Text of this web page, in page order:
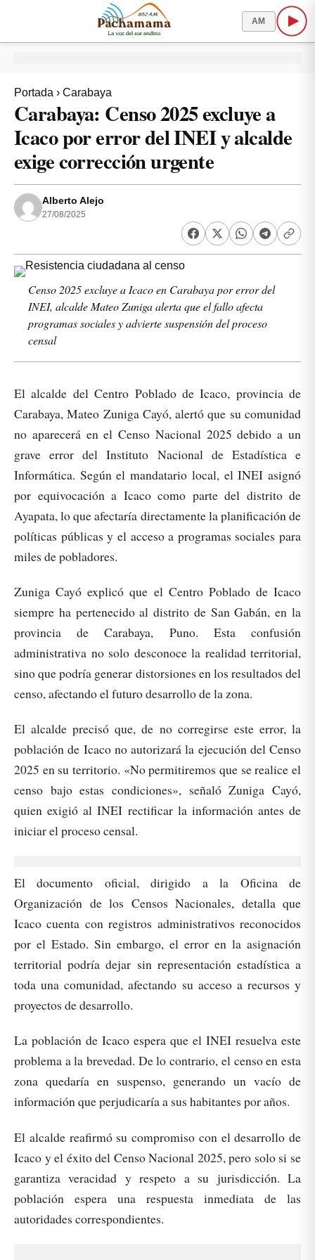
AM
Portada › Carabaya
Carabaya: Censo 2025 excluye a
Icaco por error del INEI y alcalde
exige corrección urgente
Alberto Alejo
27/08/2025
Censo 2025 excluye a Icaco en Carabaya por error del
INEI, alcalde Mateo Zuniga alerta que el fallo afecta
programas sociales y advierte suspensión del proceso
censal
El alcalde del Centro Poblado de Icaco, provincia de
Carabaya, Mateo Zuniga Cayó, alertó que su comunidad
no aparecerá en el Censo Nacional 2025 debido a un
grave error del Instituto Nacional de Estadística e
Informática. Según el mandatario local, el INEI asignó
por equivocación a Icaco como parte del distrito de
Ayapata, lo que afectaría directamente la planificación de
políticas públicas y el acceso a programas sociales para
miles de pobladores.
Zuniga Cayó explicó que el Centro Poblado de Icaco
siempre ha pertenecido al distrito de San Gabán, en la
provincia de Carabaya, Puno. Esta confusión
administrativa no solo desconoce la realidad territorial,
sino que podría generar distorsiones en los resultados del
censo, afectando el futuro desarrollo de la zona.
El alcalde precisó que, de no corregirse este error, la
población de Icaco no autorizará la ejecución del Censo
2025 en su territorio. «No permitiremos que se realice el
censo bajo estas condiciones», señaló Zuniga Cayó,
quien exigió al INEI rectificar la información antes de
iniciar el proceso censal.
El documento oficial, dirigido a la Oficina de
Organización de los Censos Nacionales, detalla que
Icaco cuenta con registros administrativos reconocidos
por el Estado. Sin embargo, el error en la asignación
territorial podría dejar sin representación estadística a
toda una comunidad, afectando su acceso a recursos y
proyectos de desarrollo.
La población de Icaco espera que el INEI resuelva este
problema a la brevedad. De lo contrario, el censo en esta
zona quedaría en suspenso, generando un vacío de
información que perjudicaría a sus habitantes por años.
El alcalde reafirmó su compromiso con el desarrollo de
Icaco y el éxito del Censo Nacional 2025, pero solo si se
garantiza veracidad y respeto a su jurisdicción. La
población espera una respuesta inmediata de las
autoridades correspondientes.